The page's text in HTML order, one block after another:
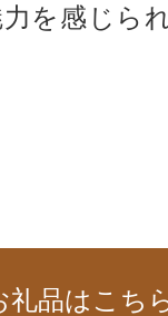
を感じら
礼品はこち